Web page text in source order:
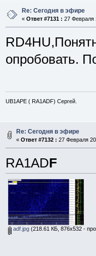
Re: Сегодня в эфире
« Ответ #7131 : 27 Февраля
опробовать.
UB1APE ( RA1ADF) Сергей.
Re: Сегодня в эфире
« Ответ #7132 : 27 Февраля
RA1ADF
adf.jpg(218.61 КБ, 876x532 -